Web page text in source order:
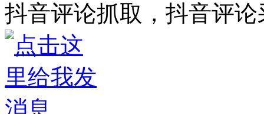
抖音评论抓取，抖音评